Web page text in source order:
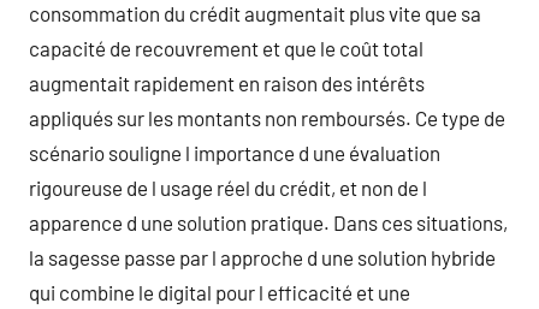
consommation du crédit augmentait plus vite que sa
capacité de recouvrement et que le coût total
augmentait rapidement en raison des intérêts
appliqués sur les montants non remboursés. Ce type de
scénario souligne l importance d une évaluation
rigoureuse de l usage réel du crédit, et non de l
apparence d une solution pratique. Dans ces situations,
la sagesse passe par l approche d une solution hybride
qui combine le digital pour l efficacité et une